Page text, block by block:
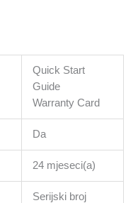
Quick Start
Guide
Warranty Card
Da
24 mjeseci(a)
Serijski broj